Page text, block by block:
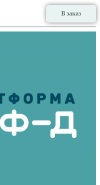
В заказ